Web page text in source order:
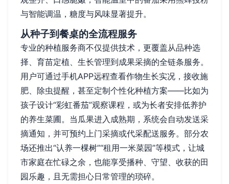
与智能调温，糖度与风味显著提升。
从种子到餐桌的全流程服务
专业的种植服务商不仅提供技术，更覆盖从品种选
择、育苗定植、生长管理到成果采摘的全链条服务。
用户可通过手机APP远程查看作物生长实况，接收施
肥、除虫提醒，甚至定制个性化种植方案——比如为
孩子设计“彩虹番茄”观察课程，或为长者安排低养护
的养生菜圃。当瓜果进入成熟期，系统会自动发送采
摘通知，并可预约上门采摘或代采配送服务。部分农
场还推出“认养一棵树”“租用一米菜园”等模式，让城
市家庭在忙碌之余，也能享受播种、守望、收获的田
园乐趣，且无需担心日常管理的琐碎。